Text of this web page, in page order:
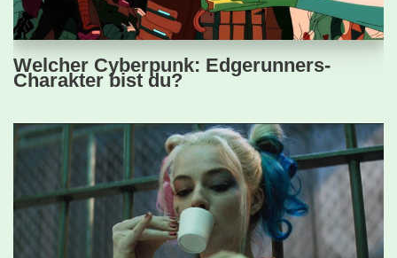
Welcher Cyberpunk: Edgerunners-
Charakter bist du?